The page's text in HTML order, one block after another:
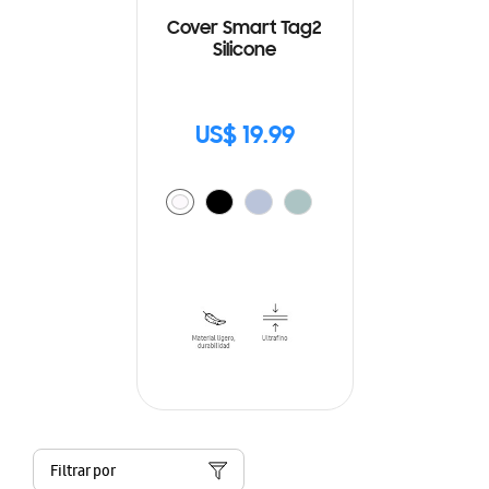
Cover Smart Tag2
Silicone
US$ 19.99
Filtrar por